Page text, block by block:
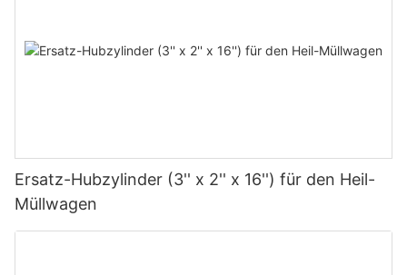
Ersatz-Hubzylinder (3'' x 2'' x 16'') für den Heil-
Müllwagen